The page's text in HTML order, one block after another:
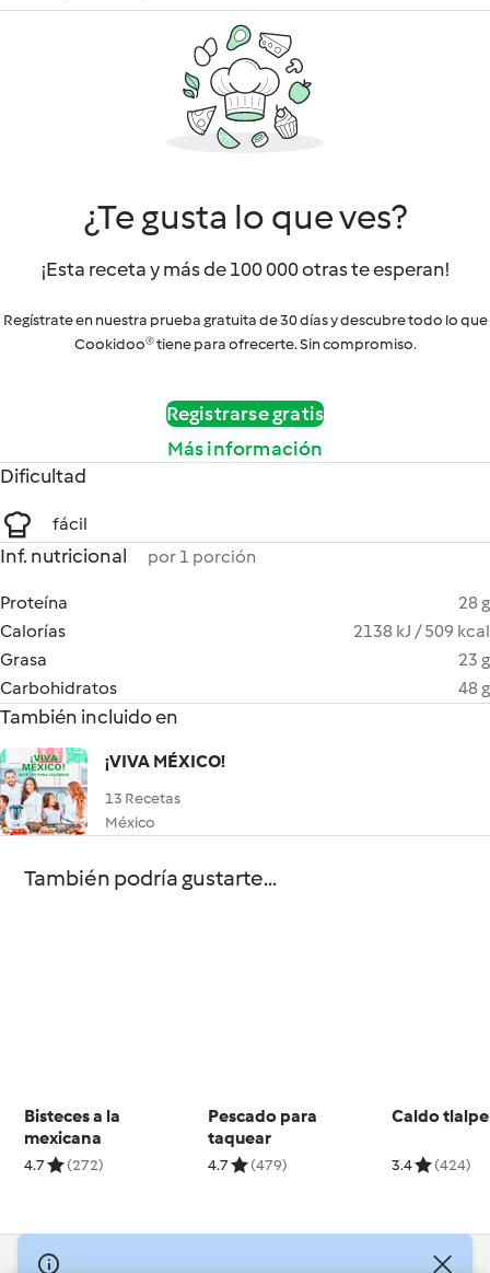
¿Te gusta lo que ves?
¡Esta receta y más de 100 000 otras te esperan!
Regístrate en nuestra prueba gratuita de 30 días y descubre todo lo que
Cookidoo® tiene para ofrecerte. Sin compromiso.
Registrarse gratis
Más información
Dificultad
fácil
Inf. nutricional por 1 porción
Proteína
28 g
Calorías
2138 kJ / 509 kcal
Grasa
23 g
Carbohidratos
48 g
También incluido en
¡VIVA MÉXICO!
13 Recetas
México
También podría gustarte...
Bisteces a la
mexicana
4.7 (272)
Pescado para
taquear
4.7 (479)
Caldo
3.4 (424)